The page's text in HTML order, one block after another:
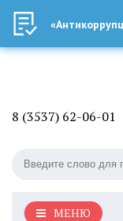
8 (3537) 62-06-01
МЕНЮ